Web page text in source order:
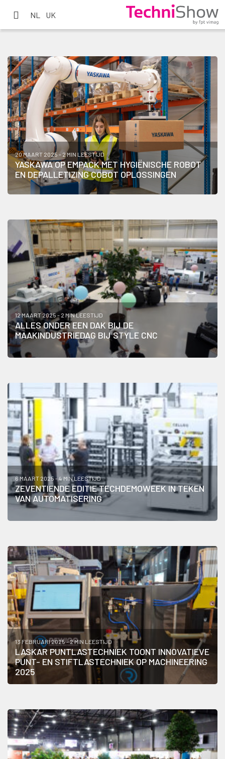
NL UK
20 MAART 2025 - 2 MIN LEESTIJD
YASKAWA OP EMPACK MET HYGIËNISCHE ROBOT
EN DEPALLETIZING COBOT OPLOSSINGEN
12 MAART 2025 - 2 MIN LEESTIJD
ALLES ONDER EEN DAK BIJ DE
MAAKINDUSTRIEDAG BIJ STYLE CNC
6 MAART 2025 - 4 MIN LEESTIJD
ZEVENTIENDE EDITIE TECHDEMOWEEK IN TEKEN
VAN AUTOMATISERING
13 FEBRUARI 2025 - 2 MIN LEESTIJD
LASKAR PUNTLASTECHNIEK TOONT INNOVATIEVE
PUNT- EN STIFTLASTECHNIEK OP MACHINEERING
2025